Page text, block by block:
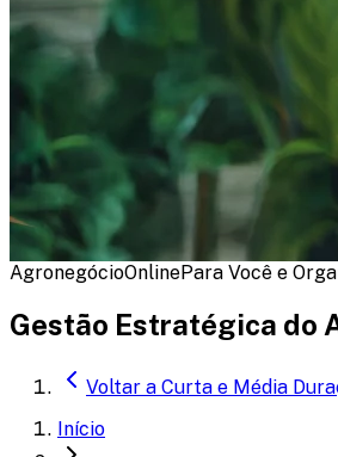
AgronegócioOnlinePara Você e
Gestão Estratégica do
Voltar a Curta e Média
Início